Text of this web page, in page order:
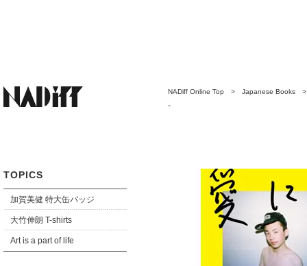
TOPICS
加賀美健 特大缶バッジ
大竹伸朗 T-shirts
Art is a part of life
NADiff Online Top > Japanese Books
-